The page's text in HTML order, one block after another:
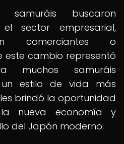
samuráis buscaron
sector empresarial,
comerciantes o
este cambio representó
muchos samuráis
estilo de vida más
brindó la oportunidad
nueva economía y
del Japón moderno.